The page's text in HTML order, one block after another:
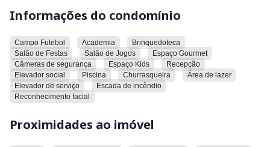
churrasqueira, elevador de serviço, elevador social, escada de
reconhecimento facial, salão de festas e salão de jogos.
O apartamento está próximo a diversos pontos de interesse.
Entre eles, o supermercado Carrefour, diversas clínicas, o
Clube de Engenharia, o Colégio Arena, o Colégio Marista, o
Maple Bear, outras escolas, o Estádio Serra Dourada, o
Goiânia Shopping, o Lago das Rosas, o Orion Business, o
Informações do condomínio
Campo Futebol Academia
Brinquedoteca
Salão de Festas
Salão de Jogos
Espaço Gourmet
Câmeras de segurança
Espaço Kids
Recepção
Elevador social
Piscina Churrasqueira
Área de lazer
Elevador de serviço
Escada de incêndio
Reconhecimento facial
Proximidades ao imóvel